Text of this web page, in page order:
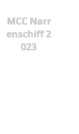
MCC Narr
enschiff 2
023